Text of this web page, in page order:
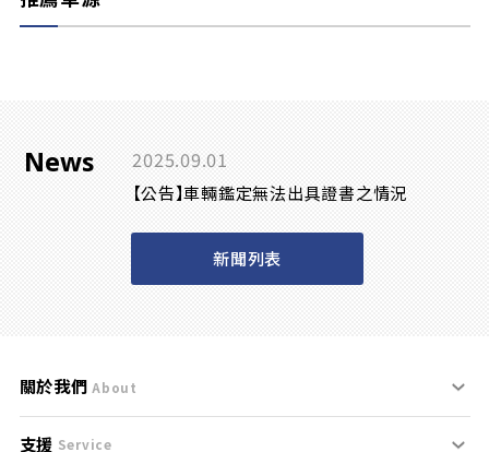
News 2025.09.01
【公告】車輛鑑定無法出具證書之情況
新聞列表
關於我們 About
刊登規範
支援 Service